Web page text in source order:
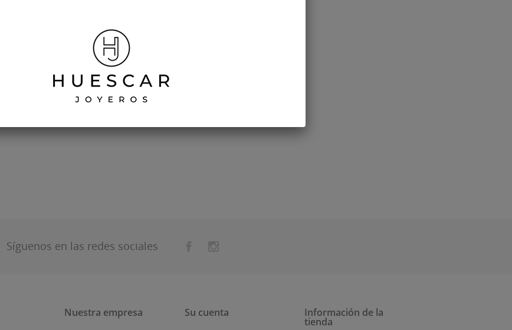
Síguenos en las redes sociales
Nuestra empresa Su cuenta Información de la
tienda